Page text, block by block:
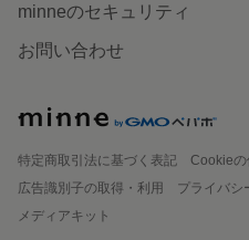
minneのセキュリティ
お問い合わせ
特定商取引法に基づく表記
Cookieの
広告識別子の取得・利用
プライバシ
メディアキット